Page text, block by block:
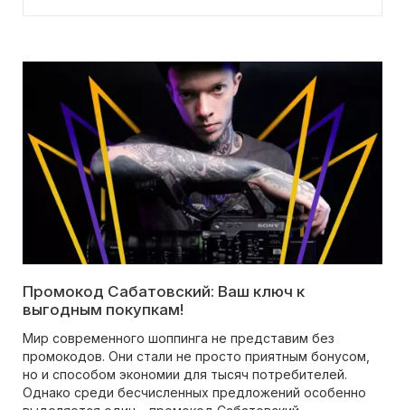
Промокод Сабатовский: Ваш ключ к
выгодным покупкам!
Мир современного шоппинга не представим без
промокодов. Они стали не просто приятным бонусом,
но и способом экономии для тысяч потребителей.
Однако среди бесчисленных предложений особенно